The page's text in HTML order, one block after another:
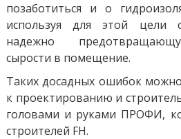
позаботиться и о
используя для этой цели
надежно
сырости в помещение.
Таких досадных ошибок
к проектированию и
головами и руками ПРОФИ,
строителей FH.